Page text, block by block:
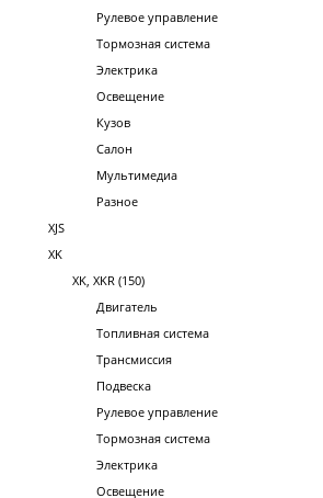
Рулевое управление
Тормозная система
Электрика
Освещение
Кузов
Салон
Мультимедиа
Разное
XJS
XK
XK, XKR (150)
Двигатель
Топливная система
Трансмиссия
Подвеска
Рулевое управление
Тормозная система
Электрика
Освещение